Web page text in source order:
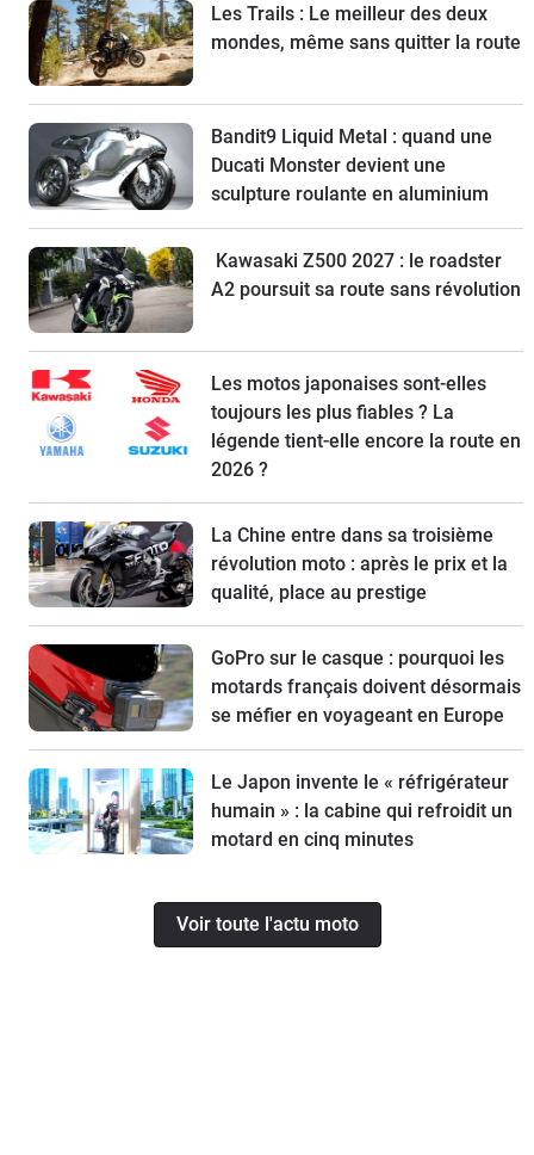
Les Trails : Le meilleur des deux
mondes, même sans quitter la route
Bandit9 Liquid Metal : quand une
Ducati Monster devient une
sculpture roulante en aluminium
Kawasaki Z500 2027 : le roadster
A2 poursuit sa route sans révolution
Les motos japonaises sont-elles
toujours les plus fiables ? La
légende tient-elle encore la route en
2026 ?
La Chine entre dans sa troisième
révolution moto : après le prix et la
qualité, place au prestige
GoPro sur le casque : pourquoi les
motards français doivent désormais
se méfier en voyageant en Europe
Le Japon invente le « réfrigérateur
humain » : la cabine qui refroidit un
motard en cinq minutes
Voir toute l'actu moto